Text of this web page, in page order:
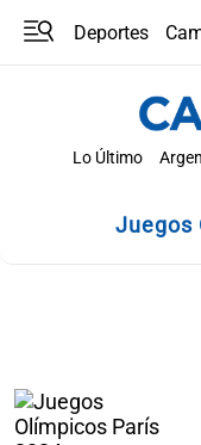
Deportes
Lo Último
Juegos